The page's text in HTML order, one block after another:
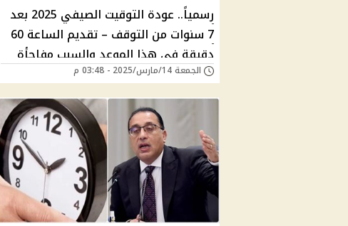
رسمياً.. عودة التوقيت الصيفي 2025 بعد
7 سنوات من التوقف – تقديم الساعة 60
دقيقة في هذا الموعد والسبب مفاجأة
الجمعة 14/مارس/2025 - 03:48 م